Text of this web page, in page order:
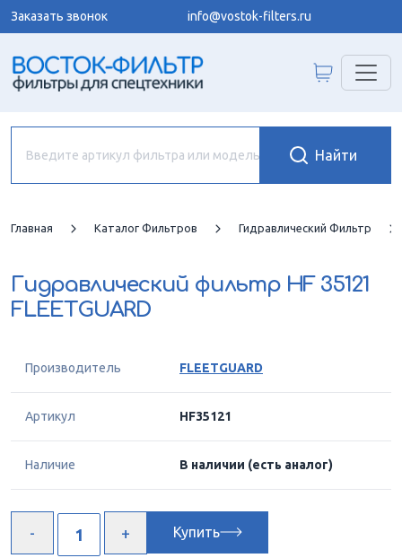
Заказать звонок info@vostok-filters.ru
Главная Каталог Фильтров Гидравлический Фильтр
Гидравлический фильтр HF 35121
FLEETGUARD
Производитель FLEETGUARD
Артикул HF35121
Наличие В наличии (есть аналог)
Купить